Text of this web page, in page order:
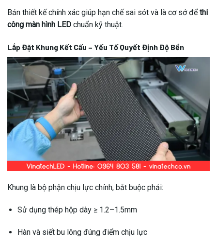
Bản thiết kế chính xác giúp hạn chế sai sót và là cơ sở đểthi
công màn hình LED chuẩn kỹ thuật.
Lắp Đặt Khung Kết Cấu – Yếu Tố Quyết Định Độ Bền
Khung là bộ phận chịu lực chính, bắt buộc phải:
Sử dụng thép hộp dày ≥ 1.2–1.5mm
Hàn và siết bu lông đúng điểm chịu lực